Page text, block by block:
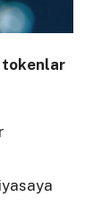
tokenlar